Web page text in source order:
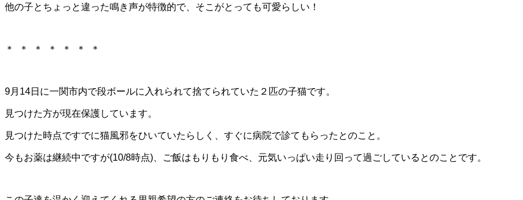
他の子とちょっと違った鳴き声が特徴的で、そこがとっても可愛らしい！
＊ ＊ ＊ ＊ ＊ ＊ ＊
9月14日に一関市内で段ボールに入れられて捨てられていた２匹の子猫です。
見つけた方が現在保護しています。
見つけた時点ですでに猫風邪をひいていたらしく、すぐに病院で診てもらったとのこと。
今もお薬は継続中ですが(10/8時点)、ご飯はもりもり食べ、元気いっぱい走り回って過ごしているとのことです。